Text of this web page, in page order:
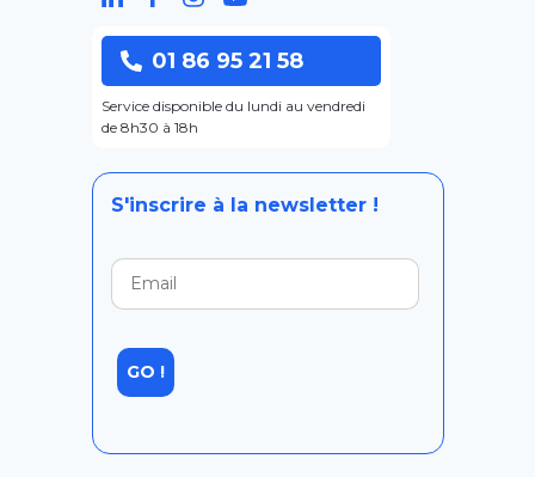
01 86 95 21 58
Service disponible du lundi au vendredi
de 8h30 à 18h
S'inscrire à la newsletter !